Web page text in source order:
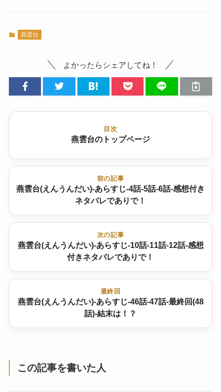
燕雲台
よかったらシェアしてね！
目次
燕雲台のトップページ
前の記事
燕雲台(えんうんだい)-あらすじ-4話-5話-6話-感想付き
ネタバレでありで！
次の記事
燕雲台(えんうんだい)-あらすじ-10話-11話-12話-感想
付きネタバレでありで！
最終回
燕雲台(えんうんだい)-あらすじ-46話-47話-最終回(48
話)-結末は！？
この記事を書いた人